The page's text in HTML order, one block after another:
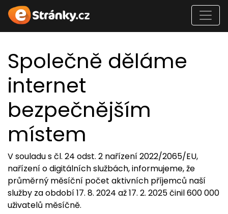
Společně děláme
internet
bezpečnějším
místem
V souladu s čl. 24 odst. 2 nařízení 2022/2065/EU,
nařízení o digitálních službách, informujeme, že
průměrný měsíční počet aktivních příjemců naší
služby za období 17. 8. 2024 až 17. 2. 2025 činil 600 000
uživatelů měsíčně.